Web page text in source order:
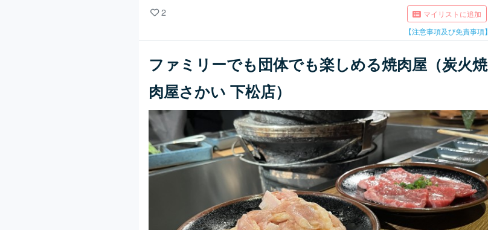
2
マイリストに追加
【注意事項及び免責事項】
ファミリーでも団体でも楽しめる焼肉屋（炭火焼
肉屋さかい 下松店）